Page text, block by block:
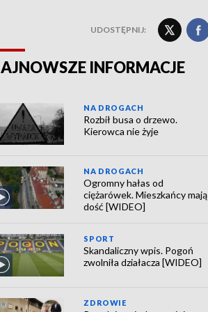
UDOSTĘPNIJ:
INFORMACJE
NA DROGACH
Rozbił busa o drzewo.
Kierowca nie żyje
NA DROGACH
Ogromny hałas od
ciężarówek. Mieszkańcy mają
dość [WIDEO]
SPORT
Skandaliczny wpis. Pogoń
zwolniła działacza [WIDEO]
ZDROWIE